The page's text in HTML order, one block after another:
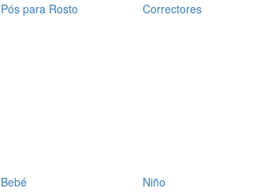
Pós para Rosto Correctores
Bebé
Niño